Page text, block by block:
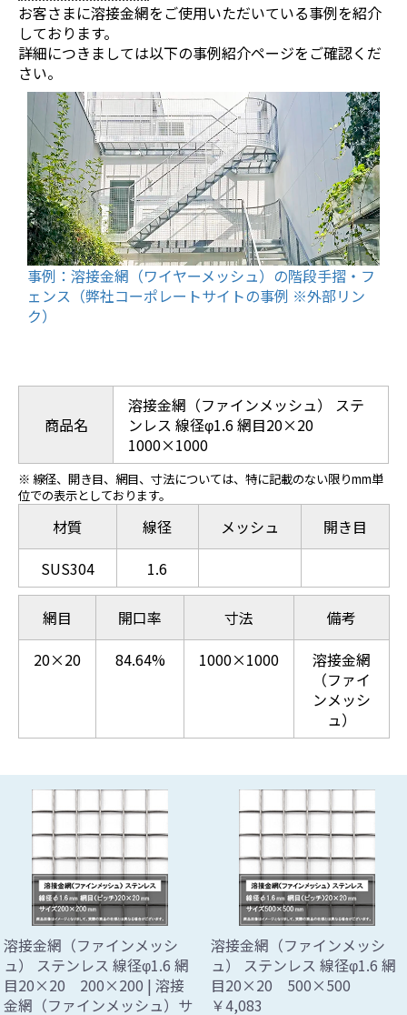
お客さまに溶接金網をご使用いただいている事例を紹介
しております。
詳細につきましては以下の事例紹介ページをご確認くだ
さい。
事例：溶接金網（ワイヤーメッシュ）の階段手摺・フ
ェンス（弊社コーポレートサイトの事例 ※外部リン
ク）
商品名
溶接金網（ファインメッシュ） ステ
ンレス 線径φ1.6 網目20×20
1000×1000
※ 線径、開き目、網目、寸法については、特に記載のない限りmm単
位での表示としております。
材質
SUS304
線径
1.6
メッシュ 開き目
網目
20×20
開口率
84.64%
寸法
1000×1000
備考
溶接金網
（ファイ
ンメッシ
ュ）
溶接金網（ファインメッシ
ュ） ステンレス 線径φ1.6 網
目20×20 200×200 | 溶接
金網（ファインメッシュ）サ
溶接金網（ファインメッシ
ュ） ステンレス 線径φ1.6 網
目20×20 500×500
￥4,083